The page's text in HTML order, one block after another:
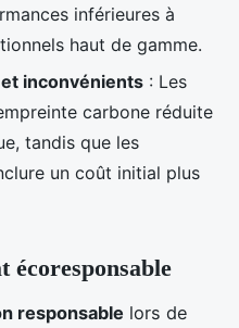
inférieures à
haut de gamme.
inconvénients : Les
carbone réduite
tandis que les
un coût initial plus
écoresponsable
responsable lors de